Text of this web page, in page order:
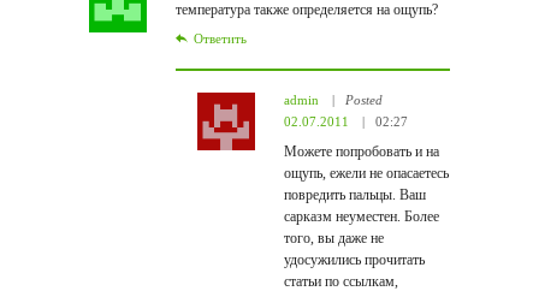
температура также определяется на ощупь?
Ответить
admin
Posted
02.07.2011
02:27
Можете попробовать и на
ощупь, ежели не опасаетесь
повредить пальцы. Ваш
сарказм неуместен. Более
того, вы даже не
удосужились прочитать
статьи по ссылкам,